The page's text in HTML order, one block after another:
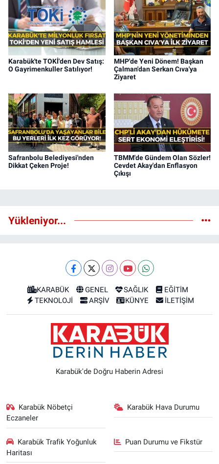
Karabük'te TOKİ'den Dev Satış:
O Gayrimenkuller Satılıyor!
MHP'de Yeni Dönem! Başkan
Çalman'dan Serkan Cıva'ya
Ziyaret
Safranbolu Belediyesi'nden
Dikkat Çeken Proje!
TBMM'de Gündem Olan Sözler!
Cevdet Akay'dan Enflasyon
Çıkışı
Yükleniyor...
KARABÜK GENEL SAĞLIK
EĞİTİM
TEKNOLOJİ
ARŞİV KÜNYE İLETİŞİM
Karabük'de Doğru Haberin Adresi
Karabük Nöbetçi
Eczaneler
Karabük Hava Durumu
Karabük Trafik Yoğunluk
Haritası
Puan Durumu ve Fikstür